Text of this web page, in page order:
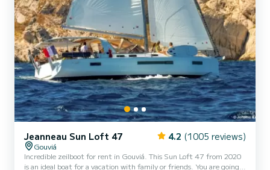
Jeanneau Sun Loft 47 4.2 (1005 reviews)
Gouviá
Incredible zeilboot for rent in Gouviá. This Sun Loft 47 from 2020
is an ideal boat for a vacation with family or friends. You are going